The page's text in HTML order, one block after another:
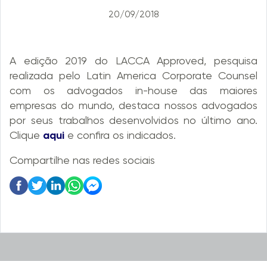
20/09/2018
A edição 2019 do LACCA Approved, pesquisa
realizada pelo Latin America Corporate Counsel
com os advogados in-house das maiores
empresas do mundo, destaca nossos advogados
por seus trabalhos desenvolvidos no último ano.
Clique aqui e confira os indicados.
Compartilhe nas redes sociais